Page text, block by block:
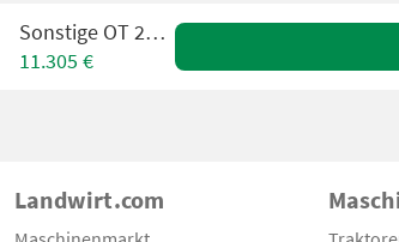
Sonstige OT 2000 F
11.305 €
Landwirt.com